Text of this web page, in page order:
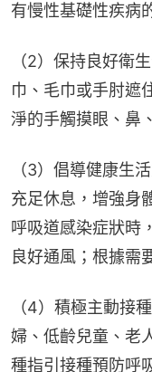
有慢性基礎性疾病
（2）保持良好衛
巾、毛巾或手肘遮
淨的手觸摸眼、鼻
（3）倡導健康生
充足休息，增強身
呼吸道感染症狀時
良好通風；根據需
（4）積極主動接
婦、低齡兒童、老
種指引接種預防呼